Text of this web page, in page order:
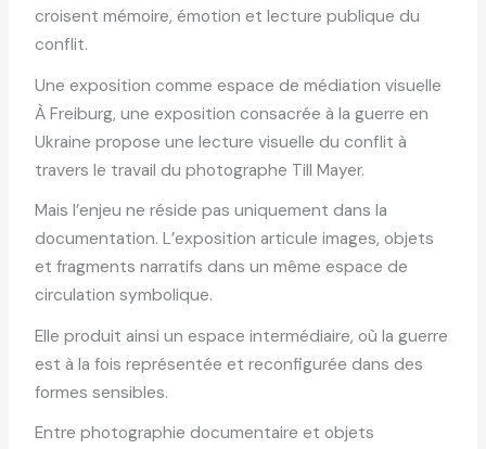
croisent mémoire, émotion et lecture publique du
conflit.
Une exposition comme espace de médiation visuelle
À Freiburg, une exposition consacrée à la guerre en
Ukraine propose une lecture visuelle du conflit à
travers le travail du photographe Till Mayer.
Mais l’enjeu ne réside pas uniquement dans la
documentation. L’exposition articule images, objets
et fragments narratifs dans un même espace de
circulation symbolique.
Elle produit ainsi un espace intermédiaire, où la guerre
est à la fois représentée et reconfigurée dans des
formes sensibles.
Entre photographie documentaire et objets